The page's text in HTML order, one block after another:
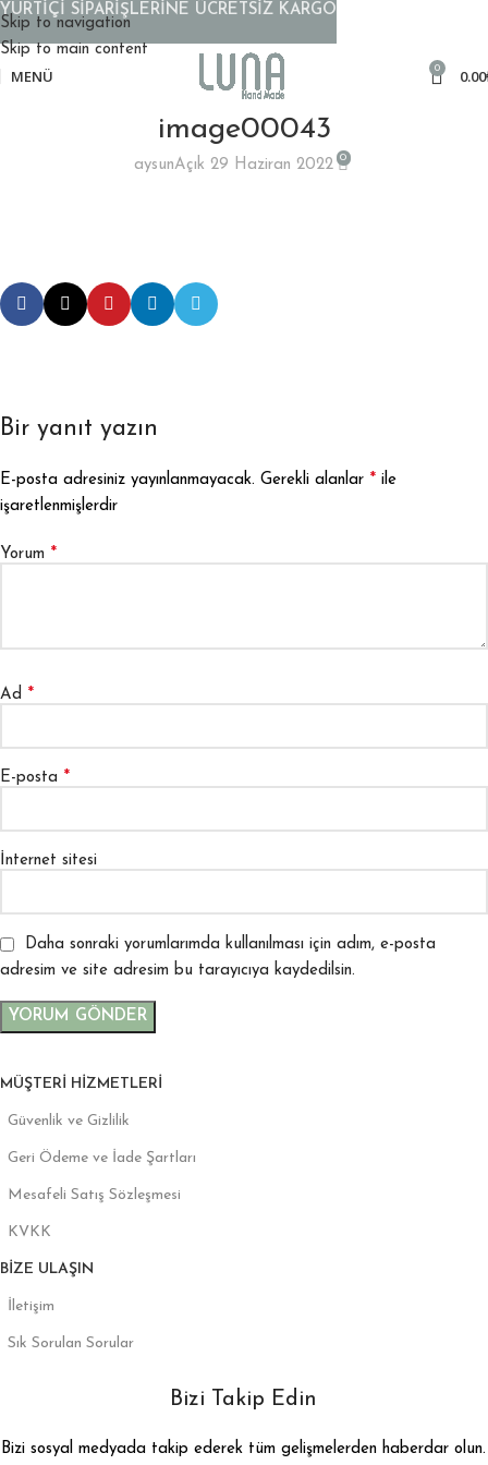
Skip to navigation
Skip to main content
MENÜ 0 0.00
image00043
aysunAçık 29 Haziran 2022 0
Bir yanıt yazın
E-posta adresiniz yayınlanmayacak. Gerekli alanlar * ile
işaretlenmişlerdir
Yorum *
Ad *
E-posta *
İnternet sitesi
Daha sonraki yorumlarımda kullanılması için adım, e-posta
adresim ve site adresim bu tarayıcıya kaydedilsin.
MÜŞTERI HIZMETLERI
Güvenlik ve Gizlilik
Geri Ödeme ve İade Şartları
Mesafeli Satış Sözleşmesi
KVKK
BIZE ULAŞIN
İletişim
Sık Sorulan Sorular
Bizi Takip Edin
Bizi sosyal medyada takip ederek tüm gelişmelerden haberdar olun.
YURTİÇİ SİPARİŞLERİNE ÜCRETSİZ KARGO